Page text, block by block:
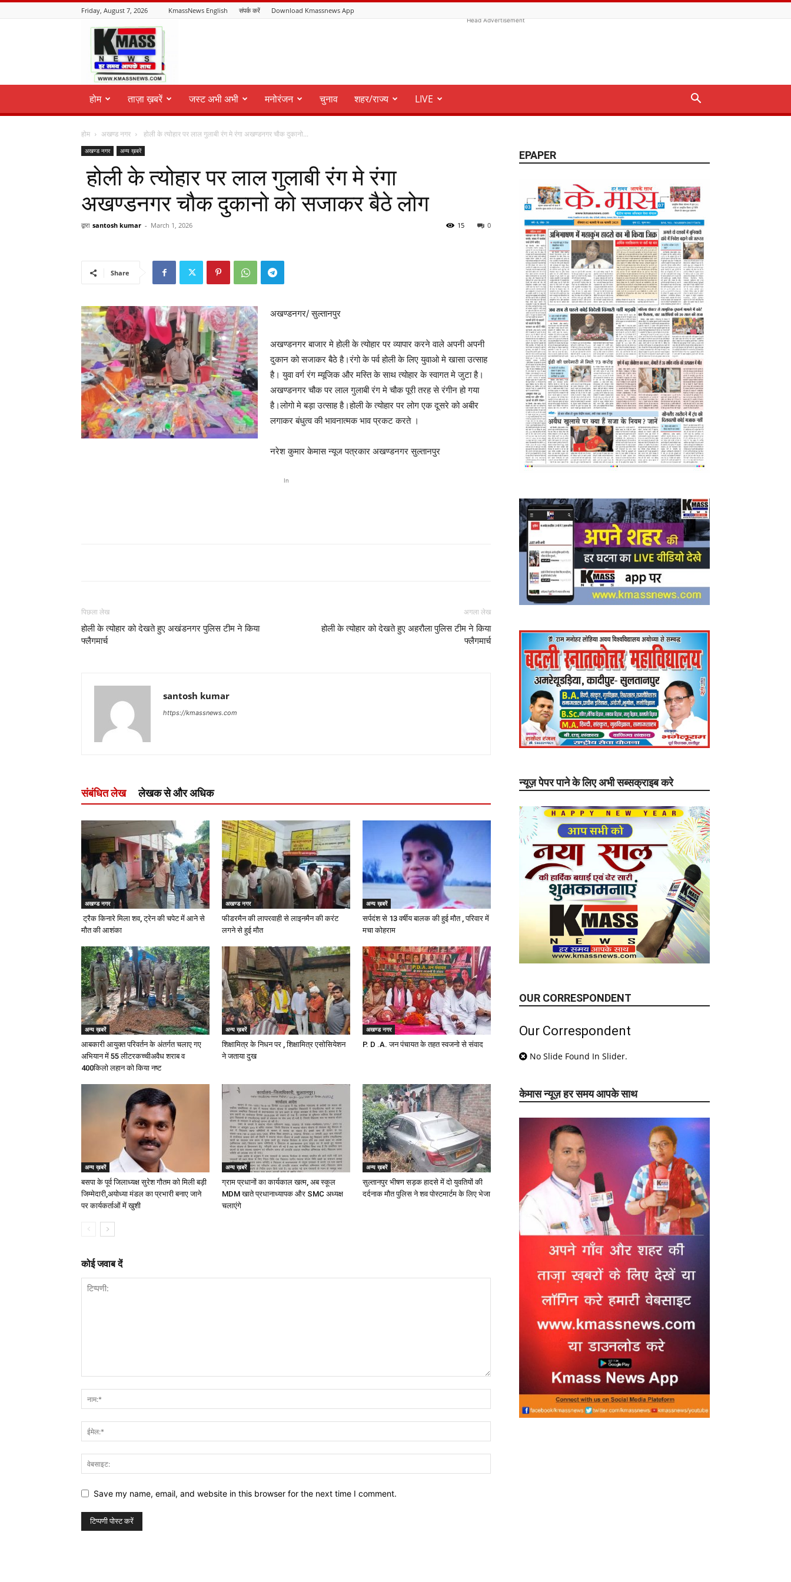
Friday, August 7, 2026 KmassNews English संपर्क करें Download Kmassnews App
KmassNews
Head Advertisement
होम ताज़ा ख़बरें जस्ट अभी अभी मनोरंजन चुनाव शहर/राज्य LIVE
होम अखण्ड नगर होली के त्योहार पर लाल गुलाबी रंग मे रंगा अखण्डनगर चौक दुकानो...
अखण्ड नगर अन्य ख़बरें
होली के त्योहार पर लाल गुलाबी रंग मे रंगा
अखण्डनगर चौक दुकानो को सजाकर बैठे लोग
द्वारा santosh kumar - March 1, 2026 0
15
Share
अखण्डनगर/ सुल्तानपुर
अखण्डनगर बाजार मे होली के त्योहार पर व्यापार करने वाले अपनी अपनी
दुकान को सजाकर बैठे है।रंगो के पर्व होली के लिए युवाओ मे खासा उत्साह
है। युवा वर्ग रंग म्यूजिक और मस्ति के साथ त्योहार के स्वागत मे जुटा है।
अखण्डनगर चौक पर लाल गुलाबी रंग मे चौक पूरी तरह से रंगीन हो गया
है।लोगो मे बड़ा उत्साह है।होली के त्योहार पर लोग एक दूसरे को अबीर
लगाकर बंधुत्व की भावनात्मक भाव प्रकट करते ।
नरेश कुमार केमास न्यूज पत्रकार अखण्डनगर सुल्तानपुर
In
पिछला लेख
होली के त्योहार को देखते हुए अखंडनगर पुलिस टीम ने किया
फ्लैगमार्च
अगला लेख
होली के त्योहार को देखते हुए अहरौला पुलिस टीम ने किया
फ्लैगमार्च
santosh kumar
https://kmassnews.com
संबंधित लेख लेखक से और अधिक
अखण्ड नगर
ट्रैक किनारे मिला शव, ट्रेन की चपेट में आने से
मौत की आशंका
अखण्ड नगर
फीडरमैन की लापरवाही से लाइनमैन की करंट
लगने से हुई मौत
अन्य ख़बरें
सर्पदंश से 13 वर्षीय बालक की हुई मौत , परिवार में
मचा कोहराम
अन्य ख़बरें
आबकारी आयुक्त परिवर्तन के अंतर्गत चलाए गए
अभियान में 55 लीटरकच्चीअवैध शराब व
400किलो लहान को किया नष्ट
अन्य ख़बरें
शिक्षामित्र के निधन पर , शिक्षामित्र एसोसियेशन
ने जताया दुख
अखण्ड नगर
P. D .A. जन पंचायत के तहत स्वजनो से संवाद
अन्य ख़बरें
बसपा के पूर्व जिलाध्यक्ष सुरेश गौतम को मिली बड़ी
जिम्मेदारी,अयोध्या मंडल का प्रभारी बनाए जाने
पर कार्यकर्ताओं में खुशी
अन्य ख़बरें
ग्राम प्रधानों का कार्यकाल खत्म, अब स्कूल
MDM खाते प्रधानाध्यापक और SMC अध्यक्ष
चलाएंगे
अन्य ख़बरें
सुल्तानपुर भीषण सड़क हादसे में दो युवतियों की
दर्दनाक मौत पुलिस ने शव पोस्टमार्टम के लिए भेजा
कोई जवाब दें
Save my name, email, and website in this browser for the next time I comment.
EPAPER
न्यूज़ पेपर पाने के लिए अभी सब्सक्राइब करे
OUR CORRESPONDENT
Our Correspondent
No Slide Found In Slider.
केमास न्यूज़ हर समय आपके साथ